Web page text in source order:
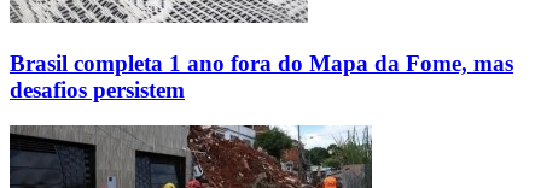
Brasil completa 1 ano fora do Mapa da Fome, mas
desafios persistem